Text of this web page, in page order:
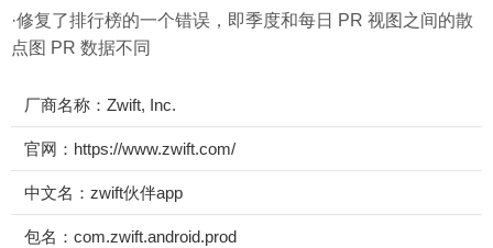
·修复了排行榜的一个错误，即季度和每日 PR 视图之间的散
点图 PR 数据不同
厂商名称：Zwift, Inc.
官网：https://www.zwift.com/
中文名：zwift伙伴app
包名：com.zwift.android.prod